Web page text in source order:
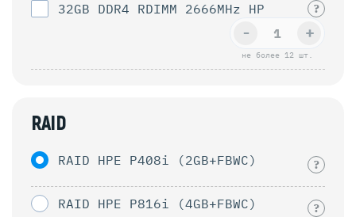
32GB DDR4 RDIMM 2666MHz HP ?
не более 12 шт.
+
-
RAID
RAID HPE P408i (2GB+FBWC) ?
RAID HPE P816i (4GB+FBWC) ?